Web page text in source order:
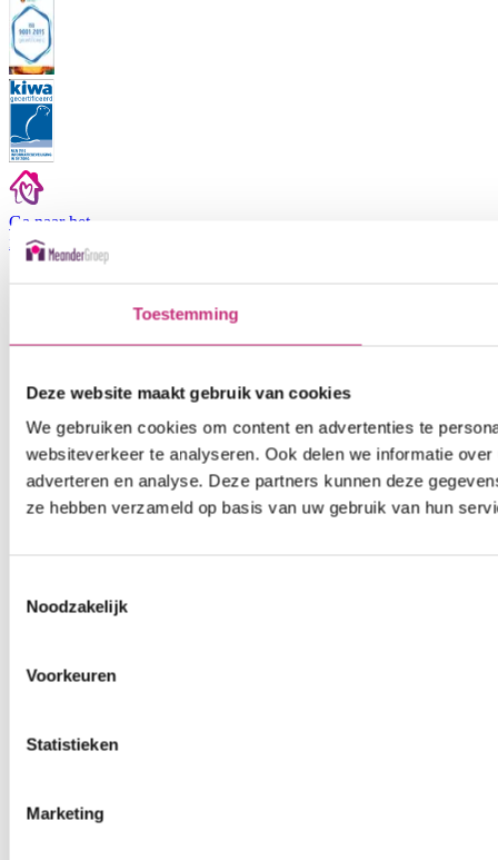
Toestemming
Deze website maakt gebruik van cookies
We gebruiken cookies om content en advertenties te
websiteverkeer te analyseren. Ook delen we informatie
adverteren en analyse. Deze partners kunnen deze
ze hebben verzameld op basis van uw gebruik van hun
Noodzakelijk
Voorkeuren
Statistieken
Marketing
Ga naar het
medewerkers